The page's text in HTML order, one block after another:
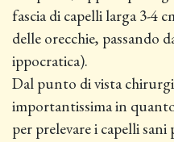
fascia di capelli larga 3-4
delle orecchie, passando
ippocratica).
Dal punto di vista
importantissima in
per prelevare i capelli sani